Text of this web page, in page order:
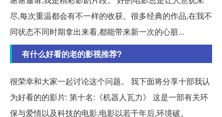
尽,每次重温都会有不一样的收获。很多经典的作品,在我不
同状态不同时期拿出来看,都能带来新一次的心脏...
有什么好看的老的影视推荐?
很荣幸和大家一起讨论这个问题。 我下面将分享十部我认
为好看的的影片: 第十名:《机器人瓦力》 这是一部有关环
保与爱情以及科技的电影,电影以若干年后,环境破。